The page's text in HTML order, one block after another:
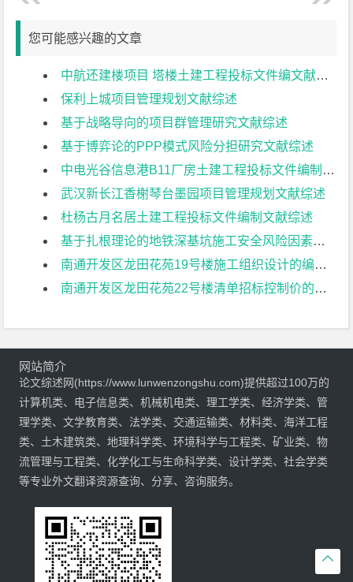
您可能感兴趣的文章
中航还建楼项目 塔楼土建工程投标文件编文献综述
保利上城项目管理规划文献综述
基于战略导向的项目群管理研究文献综述
基于博弈论的PPP模式风险分担研究文献综述
中电光谷信息港B11厂房土建工程投标文件编制文献综述
武汉新长江香榭琴台墨园项目管理规划文献综述
杜杨古月名居土建工程投标文件编制文献综述
基于扎根理论的地铁深基坑施工安全风险因素识别研究文献综述
南通开发区龙田花苑19号楼施工组织设计的编制文献综述
南通开发区龙田花苑22号楼清单招标控制价的编制文献综述

网站简介
论文综述网(https://www.lunwenzongshu.com)提供超过100万的
计算机类、电子信息类、机械机电类、理工学类、经济学类、管
理学类、文学教育类、法学类、交通运输类、材料类、海洋工程
类、土木建筑类、地理科学类、环境科学与工程类、矿业类、物
流管理与工程类、化学化工与生命科学类、设计学类、社会学类
等专业外文翻译资源查询、分享、咨询服务。